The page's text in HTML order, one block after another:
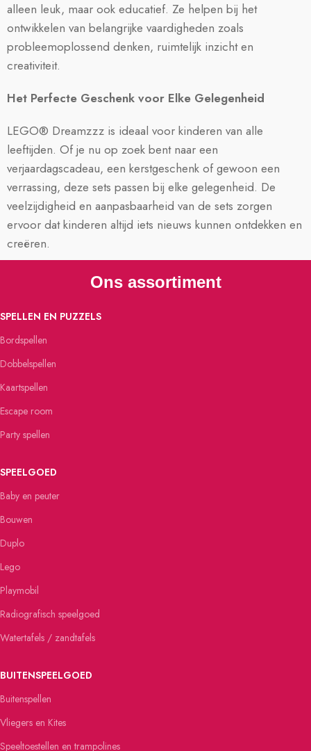
alleen leuk, maar ook educatief. Ze helpen bij het
ontwikkelen van belangrijke vaardigheden zoals
probleemoplossend denken, ruimtelijk inzicht en
creativiteit.
Het Perfecte Geschenk voor Elke Gelegenheid
LEGO® Dreamzzz is ideaal voor kinderen van alle
leeftijden. Of je nu op zoek bent naar een
verjaardagscadeau, een kerstgeschenk of gewoon een
verrassing, deze sets passen bij elke gelegenheid. De
veelzijdigheid en aanpasbaarheid van de sets zorgen
ervoor dat kinderen altijd iets nieuws kunnen ontdekken en
creëren.
Ons assortiment
SPELLEN EN PUZZELS
Bordspellen
Dobbelspellen
Kaartspellen
Escape room
Party spellen
SPEELGOED
Baby en peuter
Bouwen
Duplo
Lego
Playmobil
Radiografisch speelgoed
Watertafels / zandtafels
BUITENSPEELGOED
Buitenspellen
Vliegers en Kites
Speeltoestellen en trampolines